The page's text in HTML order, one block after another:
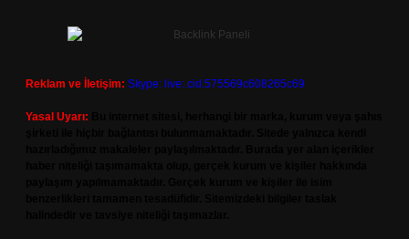
Reklam ve İletişim: Skype: live:.cid.575569c608265c69
Yasal Uyarı: